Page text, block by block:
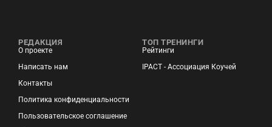
РЕДАКЦИЯ
О проекте
Написать нам
Контакты
Политика конфиденциальности
Пользовательское соглашение
ТОП ТРЕНИНГИ
Рейтинги
IPACT - Ассоциация Коучей